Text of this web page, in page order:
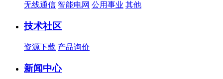
无线通信 智能电网 公用事业 其他
技术社区
资源下载 产品询价
新闻中心